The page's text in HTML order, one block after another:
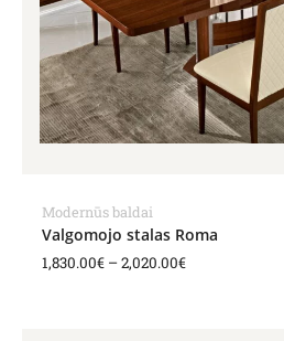
Modernūs baldai
Valgomojo stalas Roma
1,830.00€ –2,020.00€